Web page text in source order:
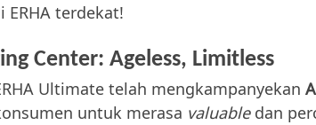
terdekat!
Center: Ageless, Limitless
Ultimate telah mengkampanyekan
untuk merasa valuabledan